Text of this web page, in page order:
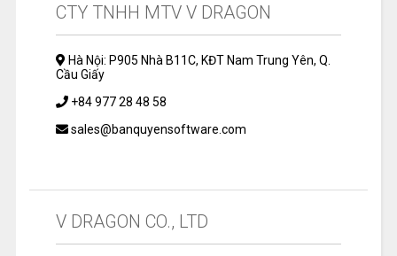
CTY TNHH MTV V DRAGON
Hà Nội: P905 Nhà B11C, KĐT Nam Trung Yên, Q.
Cầu Giấy
+84 977 28 48 58
sales@banquyensoftware.com
V DRAGON CO., LTD